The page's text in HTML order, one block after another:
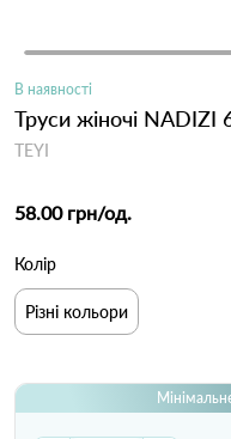
В наявності
Труси жіночі NADIZI
TEYI
58.00 грн/од.
Колір
Різні кольори